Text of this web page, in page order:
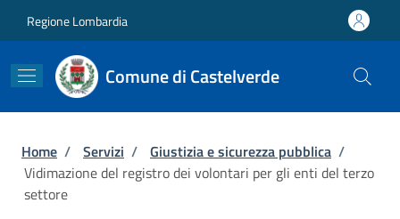
Regione Lombardia
Comune di Castelverde
Briciole di pane
Home / Servizi / Giustizia e sicurezza pubblica /
Vidimazione del registro dei volontari per gli enti del terzo
settore